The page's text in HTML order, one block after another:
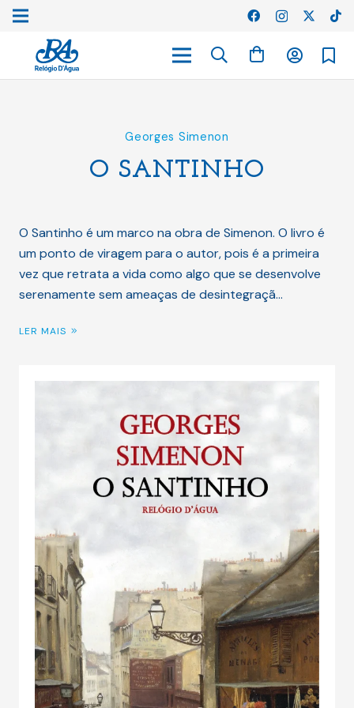
Georges Simenon
O SANTINHO
O Santinho é um marco na obra de Simenon. O livro é
um ponto de viragem para o autor, pois é a primeira
vez que retrata a vida como algo que se desenvolve
serenamente sem ameaças de desintegraçã…
LER MAIS